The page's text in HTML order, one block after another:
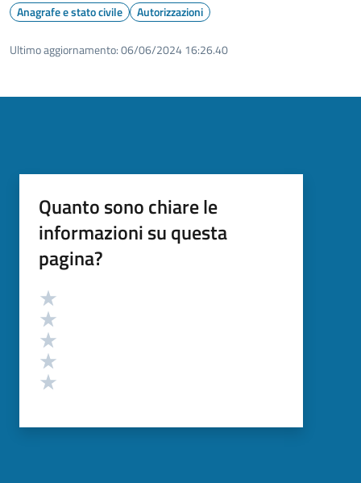
Anagrafe e stato civile Autorizzazioni
Ultimo aggiornamento:06/06/2024 16:26.40
Quanto sono chiare le
informazioni su questa
pagina?
Valutazione